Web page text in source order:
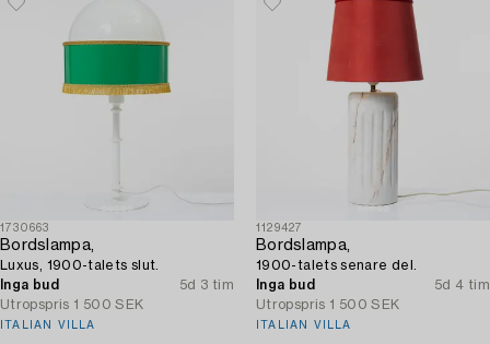
1730663
Bordslampa,
Luxus, 1900-talets slut.
Inga bud
5d 3 tim
Utropspris 1 500 SEK
ITALIAN VILLA
1129427
Bordslampa,
1900-talets senare del.
Inga bud
5d 4 tim
Utropspris 1 500 SEK
ITALIAN VILLA